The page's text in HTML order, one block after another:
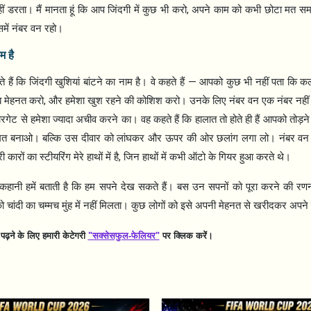
मैं मानता हूं कि आप जिंदगी में कुछ भी करो,अपने काम को कभी छोटा मत
नंबर वन रहो।
है
हैं कि जिंदगी खुशियां बांटने का नाम है। वे कहते हैं —आपको कुछ भी नहीं पता कि
मेहनत करो, और हमेशा खुश रहने की कोशिश करो। उनके लिए नंबर वन एक नंबर नहीं
से हमेशा ज्यादा अचीव करने का। वह कहते हैं कि हालात तो होते ही हैं आपको
बनाओ। बल्कि उस दीवार को लांघकर और ऊपर की ओर छलांग लगा लो। नंबर
का स्टीयरिंग मेरे हाथों में है,जिन हाथों में कभी ऑटो के गियर हुआ करते थे।
हमें बताती है कि हम सपने देख सकते हैं। बस उन सपनों को पूरा करने की
चांदी का चम्मच मुंह में नहीं मिलता। कुछ लोगों को इसे अपनी मेहनत से खरीदकर अपने
के लिए हमारी केटेगरी "सक्सेसफुल-फेलियर" पर क्लिक करें।